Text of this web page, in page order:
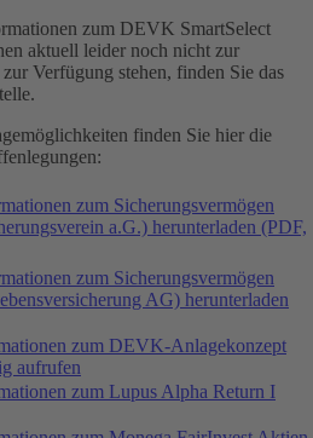
zum DEVK SmartSelect
aktuell leider noch nicht zur
Verfügung stehen, finden Sie das
finden Sie hier die
zum Sicherungsvermögen
a.G.) herunterladen (PDF,
zum Sicherungsvermögen
AG) herunterladen
zum DEVK-Anlagekonzept
aufrufen
zum Lupus Alpha Return I